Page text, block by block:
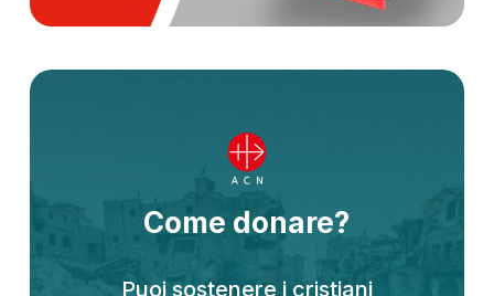
Come donare?
Puoi sostenere i cristiani